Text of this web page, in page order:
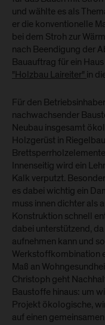
und wählte es als
er die konventionelle
bei dem Stroh zur
nach Beendigung der
Bauauftrag für ein
"Holzbau Laireiter" in
Für den
nachwachsender
Neubau insgesamt
Holzgerüst in
Innenseitig wird ein
Kalk verputzt.
es dabei wichtig ein
muss innen dichter als
Konstruktion schnell
dabei unterstützend,
aufnehmen kann und
Werkstoffkombination
Maß an
Christoph geht
Baustoffe hinaus: um
Projekt ökologische,
auf einen